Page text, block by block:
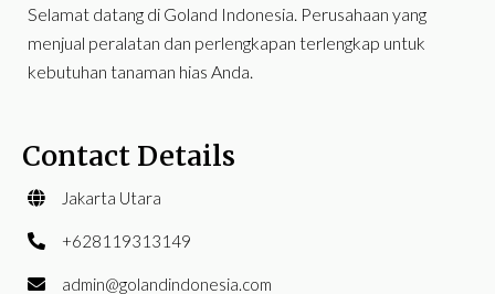
Selamat datang di Goland Indonesia. Perusahaan yang
menjual peralatan dan perlengkapan terlengkap untuk
kebutuhan tanaman hias Anda.
Contact Details
Jakarta Utara
+628119313149
admin@golandindonesia.com